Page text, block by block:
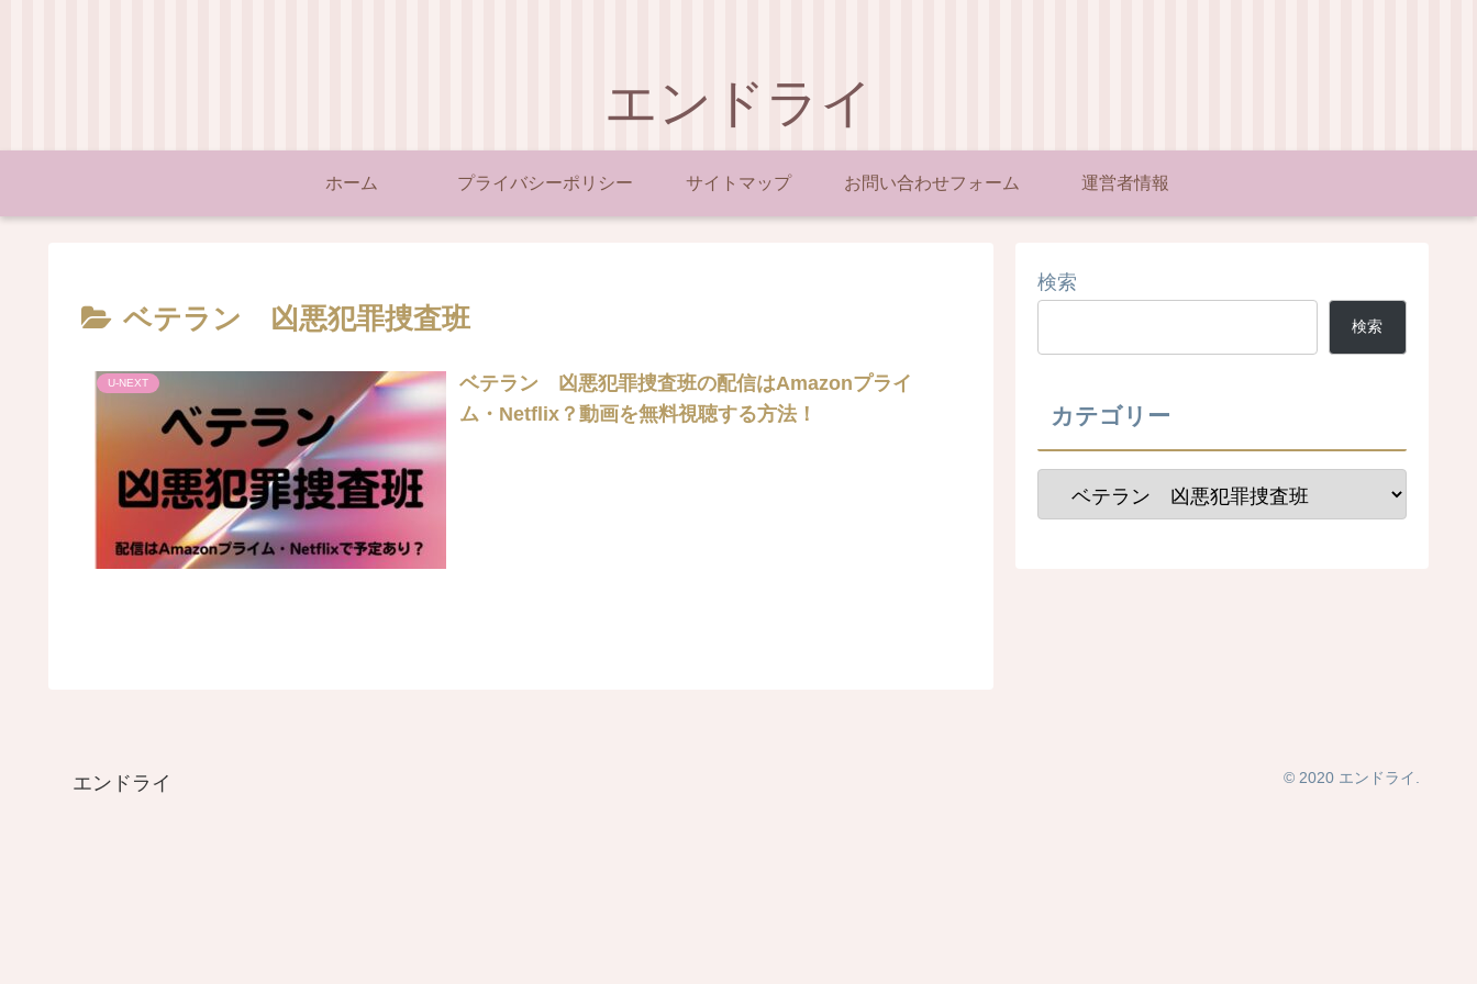
エンドライ
ホーム プライバシーポリシー サイトマップ お問い合わせフォーム 運営者情報
ベテラン 凶悪犯罪捜査班
U-NEXT
ベテラン 凶悪犯罪捜査班の配信はAmazonプライ
ム・Netflix？動画を無料視聴する方法！
検索
検索
カテゴリー
エンドライ © 2020 エンドライ.